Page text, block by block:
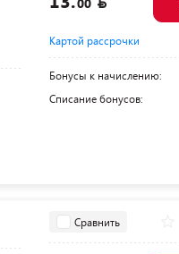
00
Картой рассрочки
Бонусы к начислению:
Списание бонусов:
Сравнить